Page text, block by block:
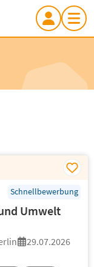
Schnellbewerbung
Umwelt
29.07.2026